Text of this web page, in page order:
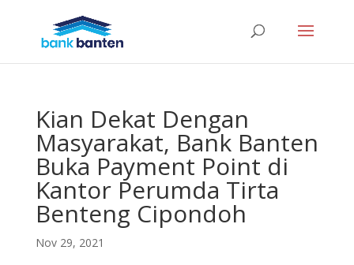
Kian Dekat Dengan
Masyarakat, Bank Banten
Buka Payment Point di
Kantor Perumda Tirta
Benteng Cipondoh
Nov 29, 2021